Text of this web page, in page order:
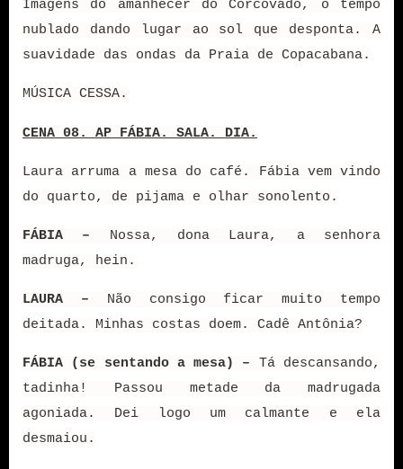
Imagens do amanhecer do Corcovado, o tempo
nublado dando lugar ao sol que desponta. A
suavidade das ondas da Praia de Copacabana.
MÚSICA CESSA.
CENA 08. AP FÁBIA. SALA. DIA.
Laura arruma a mesa do café. Fábia vem vindo
do quarto, de pijama e olhar sonolento.
FÁBIA – Nossa, dona Laura, a senhora
madruga, hein.
LAURA – Não consigo ficar muito tempo
deitada. Minhas costas doem. Cadê Antônia?
FÁBIA (se sentando a mesa) – Tá descansando,
tadinha! Passou metade da madrugada
agoniada. Dei logo um calmante e ela
desmaiou.